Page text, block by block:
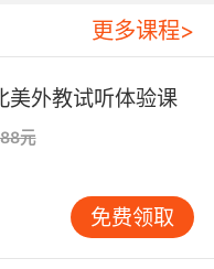
数据驱动：智能时
在重塑错题整理形
题系统，通过AI算
弱点智能推送。大
学生复习靶向性提
。这种技术赋能
型。 人机协同创造
生成的错题热力图
错题关联知识图谱
更多课程>
美外教试听体验课
元
免费领取